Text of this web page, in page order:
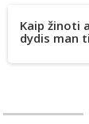
Kaip žinoti
dydis man